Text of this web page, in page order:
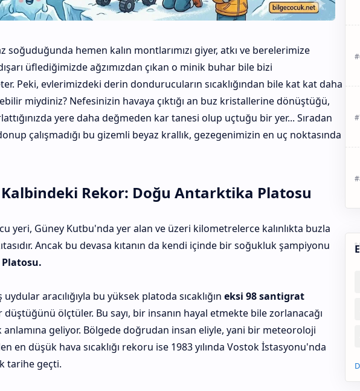
soğuduğunda hemen kalın montlarımızı giyer, atkı ve berelerimize
üflediğimizde ağzımızdan çıkan o minik buhar bile bizi
Peki, evlerimizdeki derin dondurucuların sıcaklığından bile kat kat daha
miydiniz? Nefesinizin havaya çıktığı an buz kristallerine dönüştüğü,
yere daha değmeden kar tanesi olup uçtuğu bir yer... Sıradan
çalışmadığı bu gizemli beyaz krallık, gezegenimizin en uç noktasında
Kalbindeki Rekor: Doğu Antarktika Platosu
yeri, Güney Kutbu'nda yer alan ve üzeri kilometrelerce kalınlıkta buzla
Ancak bu devasa kıtanın da kendi içinde bir soğukluk şampiyonu
aracılığıyla bu yüksek platoda sıcaklığın eksi 98 santigrat
ölçtüler. Bu sayı, bir insanın hayal etmekte bile zorlanacağı
geliyor. Bölgede doğrudan insan eliyle, yani bir meteoroloji
en düşük hava sıcaklığı rekoru ise 1983 yılında Vostok İstasyonu'nda
tarihe geçti.